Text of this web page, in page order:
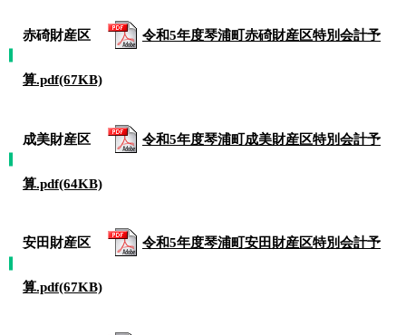
赤碕財産区 令和5年度琴浦町赤碕財産区特別会計予
算.pdf(67KB)
成美財産区 令和5年度琴浦町成美財産区特別会計予
算.pdf(64KB)
安田財産区 令和5年度琴浦町安田財産区特別会計予
算.pdf(67KB)